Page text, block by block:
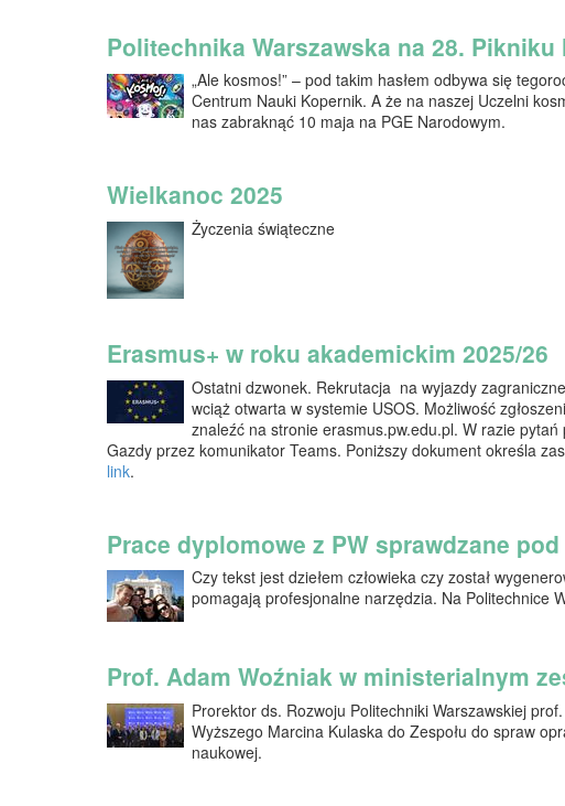
Politechnika Warszawska na 28. Pikniku
„Ale kosmos!” – pod takim hasłem odbywa się
Centrum Nauki Kopernik. A że na naszej Uczelni
nas zabraknąć 10 maja na PGE Narodowym.
Wielkanoc 2025
Życzenia świąteczne
Erasmus+ w roku akademickim 2025/26
Ostatni dzwonek. Rekrutacja na wyjazdy
wciąż otwarta w systemie USOS. Możliwość
znaleźć na stronie erasmus.pw.edu.pl. W razie
Gazdy przez komunikator Teams. Poniższy dokument określa
link.
Prace dyplomowe z PW sprawdzane
Czy tekst jest dziełem człowieka czy został
pomagają profesjonalne narzędzia. Na Politechnice
Prof. Adam Woźniak w ministerialnym
Prorektor ds. Rozwoju Politechniki Warszawskiej
Wyższego Marcina Kulaska do Zespołu do spraw
naukowej.